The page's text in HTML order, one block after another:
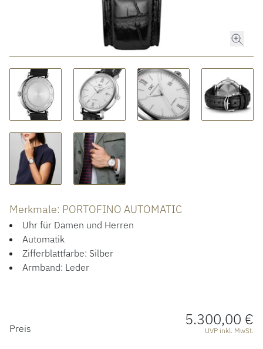
LUXURY DEALS
HOCHZEIT
ÜBER UNS
Merkmale: PORTOFINO AUTOMATIC
Uhr für Damen und Herren
Automatik
Zifferblattfarbe: Silber
Armband: Leder
PREISINFORMATIONEN
Preis 5.300,00 €
UVP inkl. MwSt.